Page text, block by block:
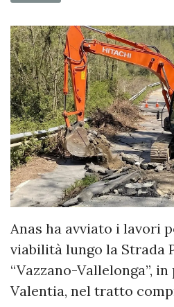
Anas ha avviato i lavori
viabilità lungo la Strada
“Vazzano-Vallelonga”,
Valentia, nel tratto